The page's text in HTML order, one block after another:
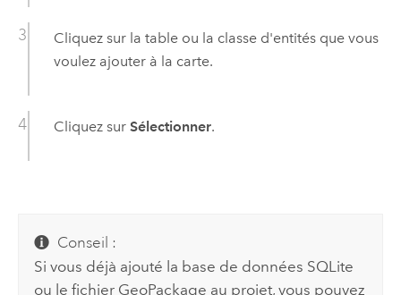
Cliquez sur la table ou la classe d'entités que vous
voulez ajouter à la carte.
Cliquez sur Sélectionner.
Conseil :
Si vous déjà ajouté la base de données SQLite
ou le fichier GeoPackage au projet, vous pouvez